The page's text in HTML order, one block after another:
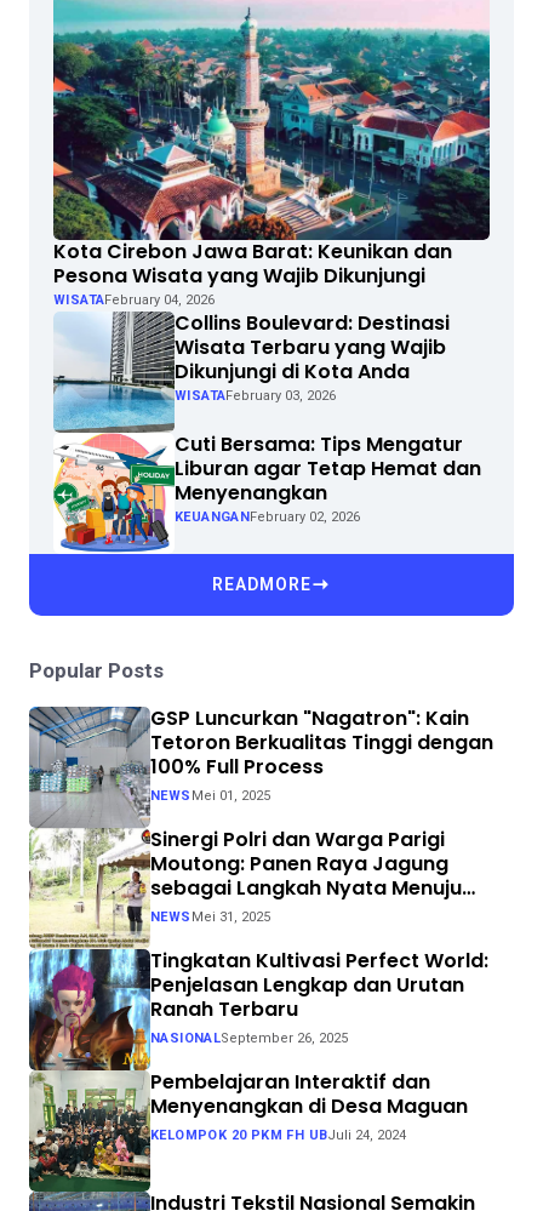
Kota Cirebon Jawa Barat: Keunikan dan
Pesona Wisata yang Wajib Dikunjungi
WISATAFebruary 04, 2026
Collins Boulevard: Destinasi
Wisata Terbaru yang Wajib
Dikunjungi di Kota Anda
WISATAFebruary 03, 2026
Cuti Bersama: Tips Mengatur
Liburan agar Tetap Hemat dan
Menyenangkan
KEUANGANFebruary 02, 2026
READMORE
Popular Posts
GSP Luncurkan "Nagatron": Kain
Tetoron Berkualitas Tinggi dengan
100% Full Process
NEWS Mei 01, 2025
Sinergi Polri dan Warga Parigi
Moutong: Panen Raya Jagung
sebagai Langkah Nyata Menuju
Swasembada Pangan
NEWS Mei 31, 2025
Tingkatan Kultivasi Perfect World:
Penjelasan Lengkap dan Urutan
Ranah Terbaru
NASIONALSeptember 26, 2025
Pembelajaran Interaktif dan
Menyenangkan di Desa Maguan
KELOMPOK 20 PKM FH UBJuli 24, 2024
Industri Tekstil Nasional Semakin